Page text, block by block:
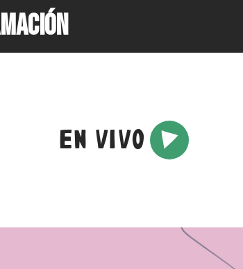
EN VIVO